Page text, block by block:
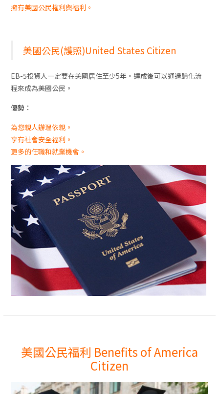
擁有美國公民權利與福利。
美國公民(護照)United States Citizen
EB-5投資人一定要在美國居住至少5年。達成後可以通過歸化流
程來成為美國公民。
優勢：
為您親人辦理依親。
享有社會安全福利。
更多的任職和就業機會。
美國公民福利 Benefits of America
Citizen